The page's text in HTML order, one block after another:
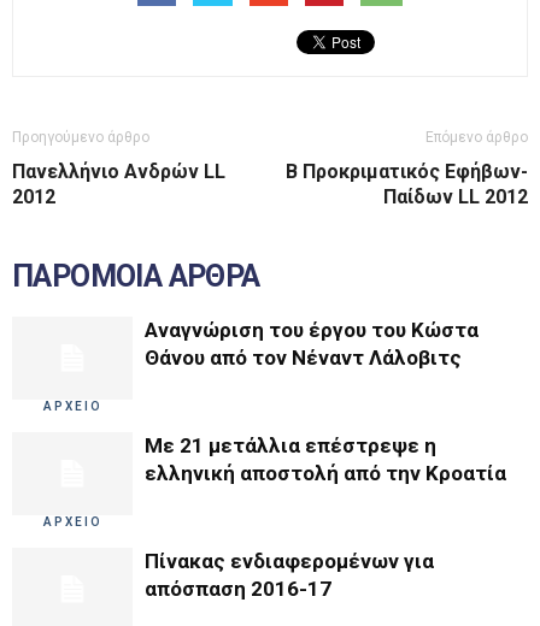
Προηγούμενο άρθρο
Πανελλήνιο Ανδρών LL
2012
Επόμενο άρθρο
Β Προκριματικός Εφήβων-
Παίδων LL 2012
ΠΑΡΟΜΟΙΑ ΑΡΘΡΑ
ΑΡΧΕΙΟ
Αναγνώριση του έργου του Κώστα
Θάνου από τον Νέναντ Λάλοβιτς
ΑΡΧΕΙΟ
Με 21 μετάλλια επέστρεψε η
ελληνική αποστολή από την Κροατία
Πίνακας ενδιαφερομένων για
απόσπαση 2016-17